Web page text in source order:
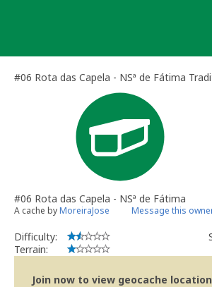
#06 Rota das Capela - NSª de Fátima
#06 Rota das Capela - NSª de Fátima
A cache byMoreiraJose Message this
Difficulty:
Terrain:
Join now to view geocache